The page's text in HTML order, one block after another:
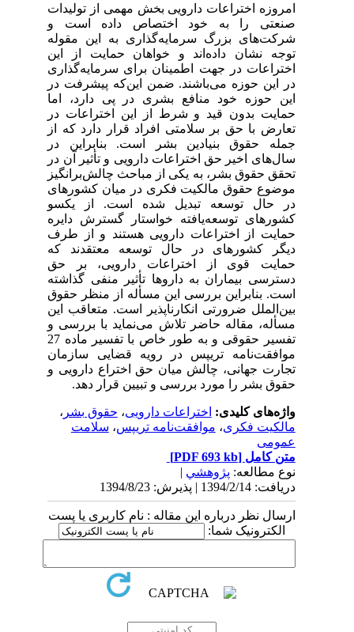
امروزه اختراعات دارویی بخش مهمی از تولیدات
صنعتی را به خود اختصاص داده است و
شرکت‌های بزرگ سرمایه‌گذاری به این مقوله
توجه نشان داده‌اند و خواهان حمایت از این
اختراعات در جهت اطمینان برای سرمایه‌گذاری
در این حوزه می‌باشند.ضمن این‌که پیشرفت در
این حوزه خود منافع بشری در پی دارد، اما
حمایت بدون قید و شرط از این اختراعات در
تعارض با حق بر سلامتی افراد قرار دارد که از
جمله حقوق بنیادین بشر است. بنابراین در
سال‌های اخیر حق اختراعات دارویی و تأثیر آن در
تحقق حقوق بشر، به یکی از مباحث چالش‌برانگیز
موضوع حقوق مالکیت فکری در میان کشورهای
در حال توسعه تبدیل شده است. از یکسو
کشورهای توسعه‌یافته خواستار گسترش دایره
حمایت از اختراعات دارویی هستند و از طرف
دیگر کشورهای در حال توسعه معتقدند که
حمایت قوی از اختراعات دارویی، بر حق
دسترسی بیماران به داروها تأثیر منفی گذاشته
است. بنابراین بررسی این مسأله از منظر حقوق
بین‌الملل ضرورتی انکارناپذیر است. متعاقب این
مسأله، مقاله حاضر تلاش می‌نماید با بررسی و
تفسیر حقوقی و به طور خاص با تفسیر ماده 27
موافقت‌نامه تریپس در رویه قضایی سازمان
تجارت جهانی، چالش میان حق اختراع دارویی و
حقوق بشر را مورد بررسی و تبیین قرار دهد.
واژه‌های کلیدی:اختراعات دارویی،حقوق بشر،
مالکیت فکری،موافقت‌نامه تریپس،سلامت
عمومی
متن کامل[PDF 693 kb]
نوع مطالعه:پژوهشي|
دریافت: 1394/2/14 | پذیرش: 1394/8/23
ارسال نظر درباره این مقاله : نام کاربری یا پست
الکترونیک شما: